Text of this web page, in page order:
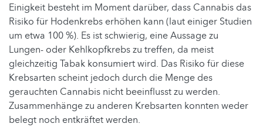
Einigkeit besteht im Moment darüber, dass Cannabis das
Risiko für Hodenkrebs erhöhen kann (laut einiger Studien
um etwa 100 %). Es ist schwierig, eine Aussage zu
Lungen- oder Kehlkopfkrebs zu treffen, da meist
gleichzeitig Tabak konsumiert wird. Das Risiko für diese
Krebsarten scheint jedoch durch die Menge des
gerauchten Cannabis nicht beeinflusst zu werden.
Zusammenhänge zu anderen Krebsarten konnten weder
belegt noch entkräftet werden.